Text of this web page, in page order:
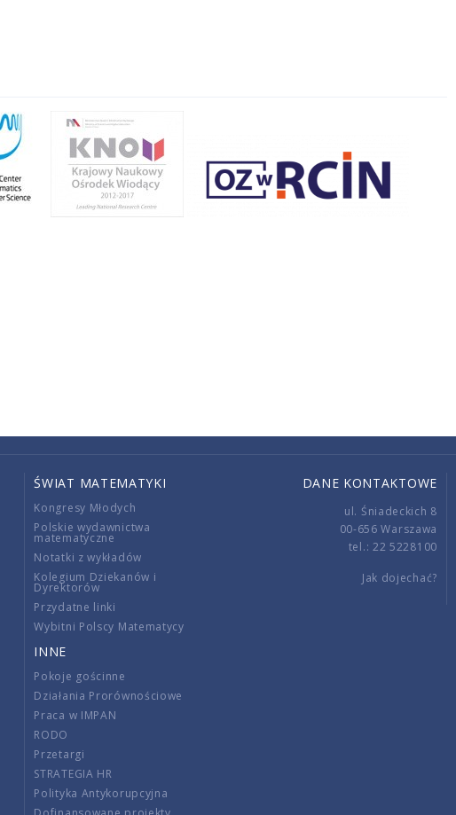
ŚWIAT MATEMATYKI
Kongresy Młodych
Polskie wydawnictwa
matematyczne
Notatki z wykładów
Kolegium Dziekanów i
Dyrektorów
Przydatne linki
Wybitni Polscy Matematycy
INNE
Pokoje gościnne
Działania Prorównościowe
Praca w IMPAN
RODO
Przetargi
STRATEGIA HR
Polityka Antykorupcyjna
DANE KONTAKTOWE
ul. Śniadeckich 8
00-656 Warszawa
tel.: 22 5228100
Jak dojechać?